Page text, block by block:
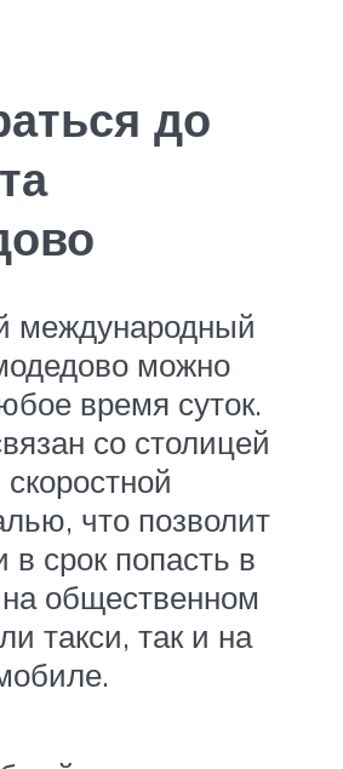
до
международный
можно
время суток.
со столицей
что позволит
срок попасть в
на общественном
такси, так и на